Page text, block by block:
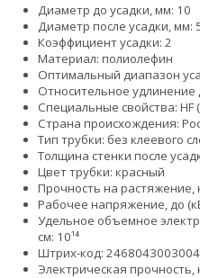
Диаметр до усадки, мм: 10
Диаметр после усадки, мм:
Коэффициент усадки: 2
Материал: полиолефин
Оптимальный диапазон
Относительное
Специальные свойства: HF
Страна происхождения:
Тип трубки: без клеевого
Толщина стенки после
Цвет трубки: красный
Прочность на
Рабочее напряжение, до
Удельное объемное
см: 10¹⁴
Штрих-код:
Электрическая